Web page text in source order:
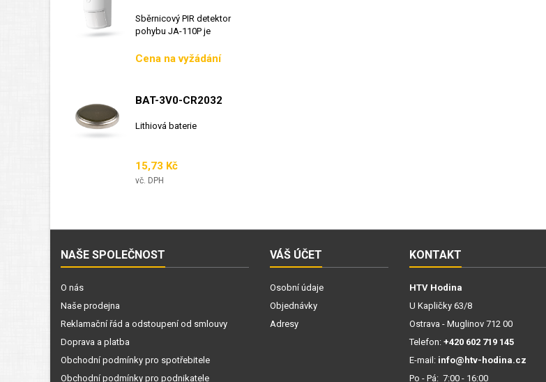
Sběrnicový PIR detektor
pohybu JA-110P je
Cena
Cena na vyžádání
BAT-3V0-CR2032
Lithiová baterie
Cena
15,73 Kč
vč. DPH
NAŠE SPOLEČNOST
O nás
Naše prodejna
Reklamační řád a odstoupení od smlouvy
Doprava a platba
Obchodní podmínky pro spotřebitele
Obchodní podmínky pro podnikatele
VÁŠ ÚČET
Osobní údaje
Objednávky
Adresy
KONTAKT
HTV Hodina
U Kapličky 63/8
Ostrava - Muglinov 712 00
Telefon: +420 602 719 145
E-mail: info@htv-hodina.cz
Po - Pá: 7:00 - 16:00